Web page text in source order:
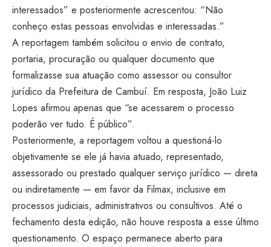
interessados” e posteriormente acrescentou: “Não
conheço estas pessoas envolvidas e interessadas.”
A reportagem também solicitou o envio de contrato,
portaria, procuração ou qualquer documento que
formalizasse sua atuação como assessor ou consultor
jurídico da Prefeitura de Cambuí. Em resposta, João Luiz
Lopes afirmou apenas que “se acessarem o processo
poderão ver tudo. É público”.
Posteriormente, a reportagem voltou a questioná-lo
objetivamente se ele já havia atuado, representado,
assessorado ou prestado qualquer serviço jurídico — direta
ou indiretamente — em favor da Filmax, inclusive em
processos judiciais, administrativos ou consultivos. Até o
fechamento desta edição, não houve resposta a esse último
questionamento. O espaço permanece aberto para